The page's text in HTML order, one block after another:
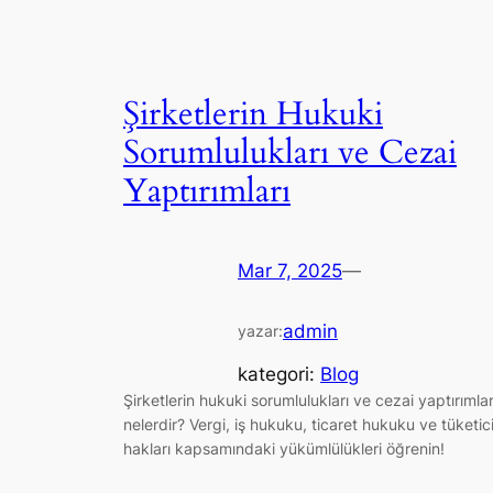
Şirketlerin Hukuki
Sorumlulukları ve Cezai
Yaptırımları
Mar 7, 2025—
yazar:admin
kategori: Blog
Şirketlerin hukuki sorumlulukları ve cezai
nelerdir? Vergi, iş hukuku, ticaret hukuku ve tüketici
hakları kapsamındaki yükümlülükleri öğrenin!